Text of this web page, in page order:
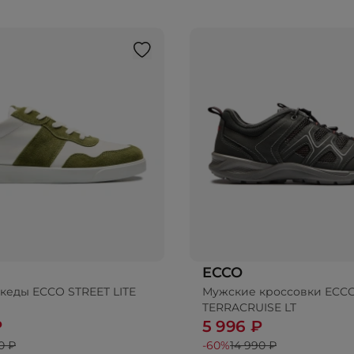
ECCO STREET LITE
₽
в корзину
ECCO
Мужские кроссовки
TERRACRUISE LT
5 996 ₽
-60%14 990 ₽
Добавить в